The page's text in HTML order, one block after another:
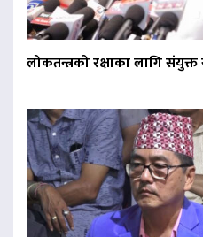
लोकतन्त्रको रक्षाका लागि